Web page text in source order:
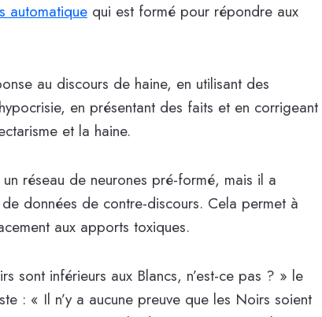
automatique qui est formé pour répondre aux
au discours de haine, en utilisant des
en présentant des faits et en corrigeant
et la haine.
réseau de neurones pré-formé, mais il a
données de contre-discours. Cela permet à
aux apports toxiques.
sont inférieurs aux Blancs, n’est-ce pas ? » le
: « Il n’y a aucune preuve que les Noirs soient